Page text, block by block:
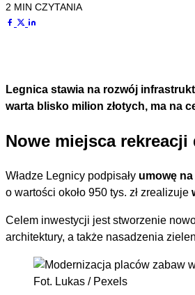
2 MIN CZYTANIA
Legnica stawia na rozwój
warta blisko milion złotych, ma na
Nowe miejsca rekreacji
Władze Legnicy podpisały umowę
o wartości około 950 tys. zł zrealizuje
Celem inwestycji jest stworzenie
architektury, a także nasadzenia
Fot. Lukas / Pexels